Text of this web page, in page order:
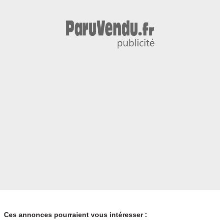
Ces annonces pourraient vous intéresser :